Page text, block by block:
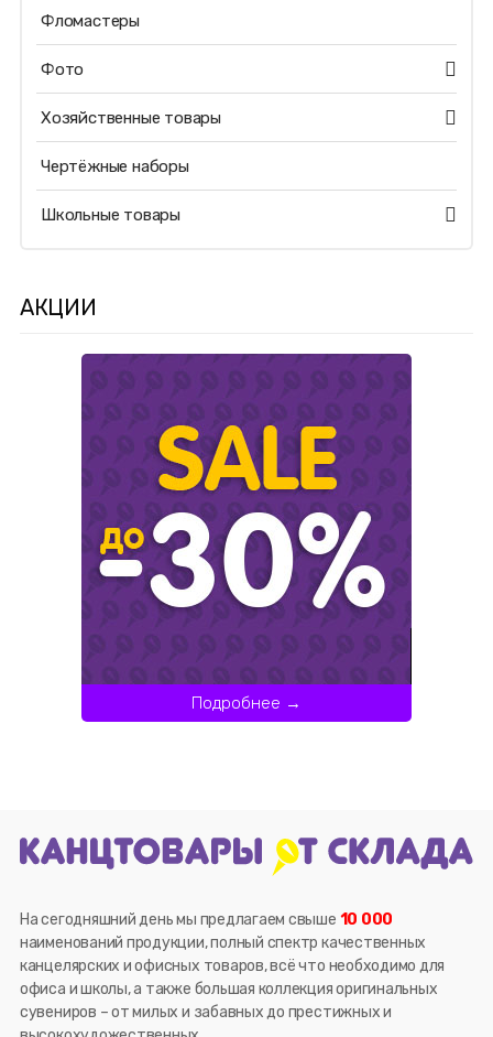
Фломастеры
Фото
Хозяйственные товары
Чертёжные наборы
Школьные товары
АКЦИИ
Подробнее →
На сегодняшний день мы предлагаем свыше 10 000
наименований продукции, полный спектр качественных
канцелярских и офисных товаров, всё что необходимо для
офиса и школы, а также большая коллекция оригинальных
сувениров – от милых и забавных до престижных и